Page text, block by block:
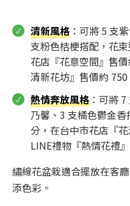
清新風格 ：可將 5 支
支粉色桔梗搭配，花
花店『花意空間』售
清新花坊』售價約 750
熱情奔放風格 ：可將
乃馨、3 支橘色鬱金
分，在台中市花店『
LINE禮物『熱情花禮
繡線花盆栽適合擺放在客
添色彩。